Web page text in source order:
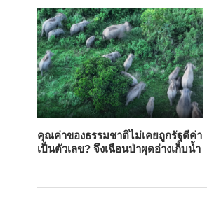
คุณค่าของธรรมชาติไม่เคยถูกรัฐตีค่า
เป็นตัวเลข? จึงเฉือนป่าผุดอ่างเก็บน้ำ